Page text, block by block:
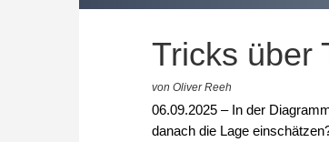
Tricks über
von Oliver Reeh
06.09.2025 – In der
danach die Lage